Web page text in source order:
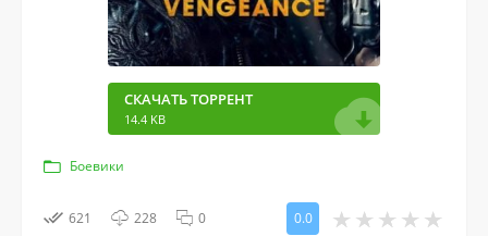
СКАЧАТЬ ТОРРЕНТ
14.4 KB
Боевики
621 228 0 0.0